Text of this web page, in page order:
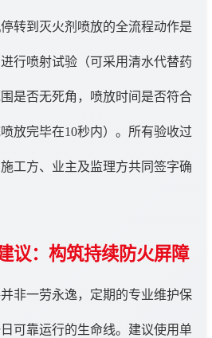
转到灭火剂喷放的全流程动作是
行喷射试验（可采用清水代替药
是否无死角，喷放时间是否符合
放完毕在10秒内）。所有验收过
工方、业主及监理方共同签字确
议：构筑持续防火屏障
非一劳永逸，定期的专业维护保
可靠运行的生命线。建议使用单